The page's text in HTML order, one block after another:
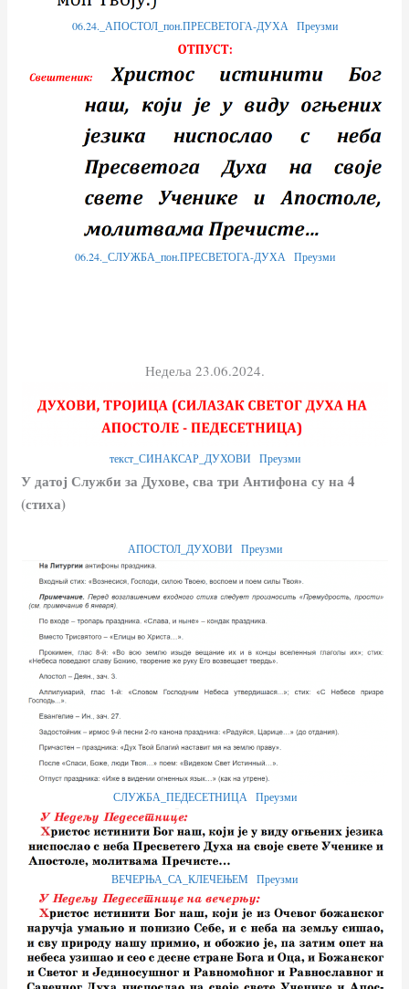
06.24._АПОСТОЛ_пон.ПРЕСВЕТОГА-ДУХА Преузми
06.24._СЛУЖБА_пон.ПРЕСВЕТОГА-ДУХА Преузми
Недеља 23.06.2024.
текст_СИНАКСАР_ДУХОВИ Преузми
У датој Служби за Духове, сва три Антифона су на 4
(стиха)
АПОСТОЛ_ДУХОВИ Преузми
СЛУЖБА_ПЕДЕСЕТНИЦА Преузми
ВЕЧЕРЊА_СА_КЛЕЧЕЊЕМ Преузми